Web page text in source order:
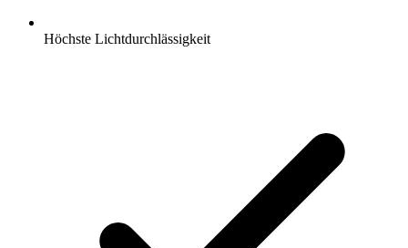
Höchste Lichtdurchlässigkeit